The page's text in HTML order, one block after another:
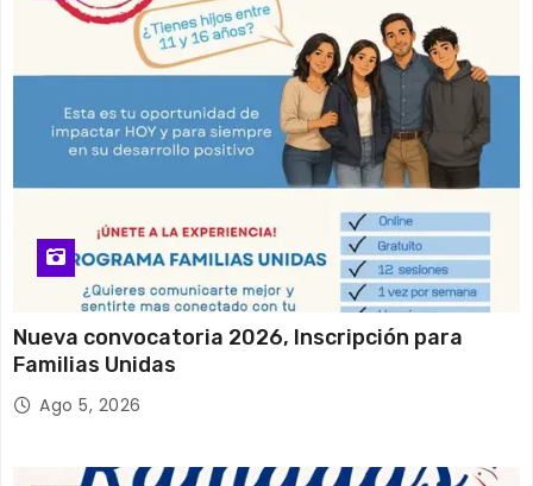
Nueva convocatoria 2026, Inscripción para
Familias Unidas
Ago 5, 2026